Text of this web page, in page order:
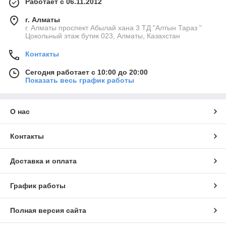
Работает с 06.11.2012
г. Алматы
г. Алматы проспект Абылай хана 3 ТД "Алтын Тараз "
Цокольный этаж бутик 023, Алматы, Казахстан
Контакты
Сегодня работает с 10:00 до 20:00
Показать весь график работы
О нас
Контакты
Доставка и оплата
График работы
Полная версия сайта